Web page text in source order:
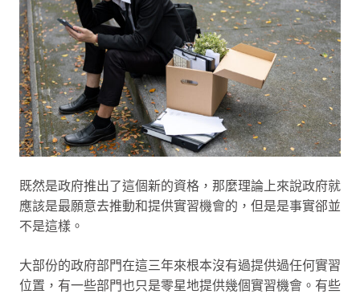
既然是政府推出了這個新的資格，那麼理論上來說政府就
應該是最願意去推動和提供實習機會的，但是是事實郤並
不是這樣。
大部份的政府部門在這三年來根本沒有過提供過任何實習
位置，有一些部門也只是零星地提供幾個實習機會。有些